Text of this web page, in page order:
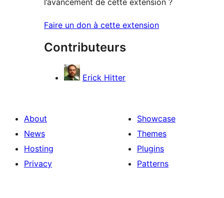
Faire un don à cette extension
Contributeurs
Erick Hitter
About
News
Hosting
Privacy
Showcase
Themes
Plugins
Patterns